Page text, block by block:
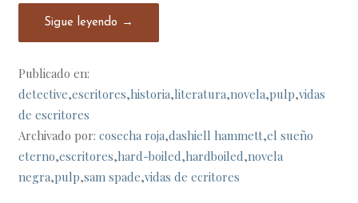
Sigue leyendo →
Publicado en:
detective,escritores,historia,literatura,novela,pulp,vidas
de escritores
Archivado por:cosecha roja,dashiell hammett,el sueño
eterno,escritores,hard-boiled,hardboiled,novela
negra,pulp,sam spade,vidas de ecritores